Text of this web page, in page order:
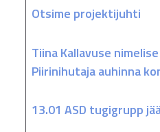
Otsime projektijuhti
Tiina Kallavuse nimelise
Piirinihutaja auhinna
13.01 ASD tugigrupp